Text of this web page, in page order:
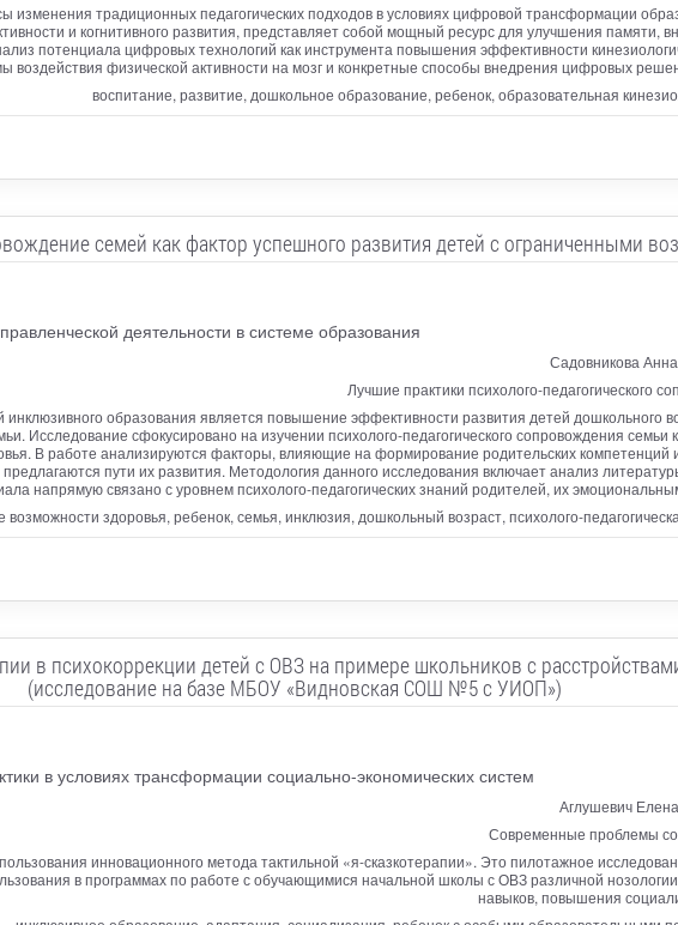
изменения традиционных педагогических подходов в условиях цифровой трансформации
и когнитивного развития, представляет собой мощный ресурс для улучшения памяти,
потенциала цифровых технологий как инструмента повышения эффективности
воздействия физической активности на мозг и конкретные способы внедрения цифровых
воспитание, развитие, дошкольное образование, ребенок, образовательная
семей как фактор успешного развития детей с ограниченными
деятельности в системе образования
Садовникова
Лучшие практики психолого-педагогического
инклюзивного образования является повышение эффективности развития детей дошкольного
Исследование сфокусировано на изучении психолого-педагогического сопровождения семьи
В работе анализируются факторы, влияющие на формирование родительских компетенций
пути их развития. Методология данного исследования включает анализ
напрямую связано с уровнем психолого-педагогических знаний родителей, их
возможности здоровья, ребенок, семья, инклюзия, дошкольный возраст, психолого-
в психокоррекции детей с ОВЗ на примере школьников с
(исследование на базе МБОУ «Видновская СОШ №5 с УИОП»)
в условиях трансформации социально-экономических систем
Аглушевич
Современные проблемы
инновационного метода тактильной «я-сказкотерапии». Это пилотажное
в программах по работе с обучающимися начальной школы с ОВЗ различной
навыков, повышения